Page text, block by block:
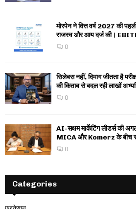
मोरपेन ने वित्त वर्ष 2027 की
राजस्व और आय दर्ज की।
0
सिलेबस नहीं, दिमाग जीतता है
की किताब से बदल रही लाखों
0
AI-सक्षम मार्केटिंग लीडर्स की
MICA और Komerz के बीच
0
Categories